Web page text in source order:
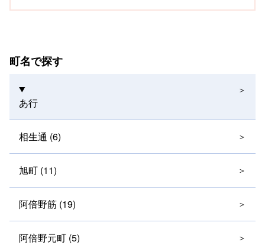
町名で探す
あ行
相生通 (6)
旭町 (11)
阿倍野筋 (19)
阿倍野元町 (5)